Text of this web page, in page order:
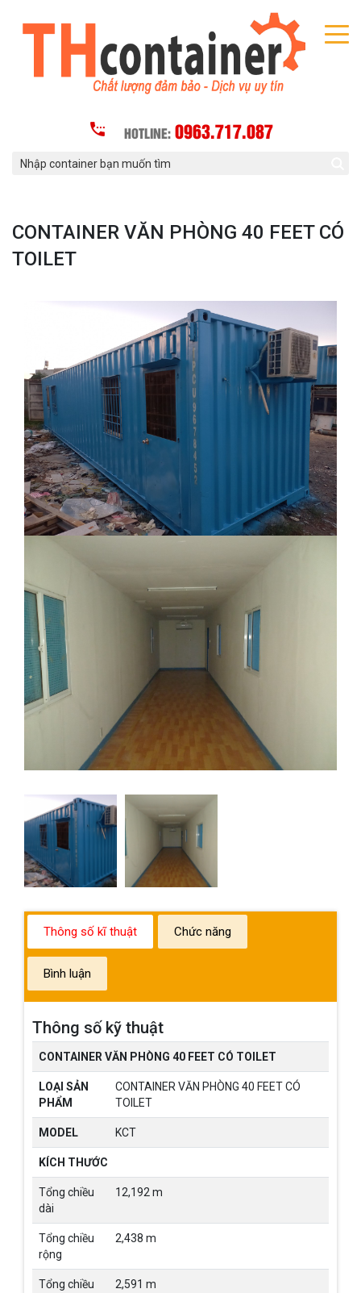
HOTLINE:0963.717.087
CONTAINER VĂN PHÒNG 40 FEET CÓ
TOILET
Thông số kĩ thuật Chức năng
Bình luận
Thông số kỹ thuật
CONTAINER VĂN PHÒNG 40 FEET CÓ TOILET
LOẠI SẢN
PHẨM
CONTAINER VĂN PHÒNG 40 FEET CÓ
TOILET
MODEL KCT
KÍCH THƯỚC
Tổng chiều
dài
12,192 m
Tổng chiều
rộng
2,438 m
Tổng chiều
2,591 m